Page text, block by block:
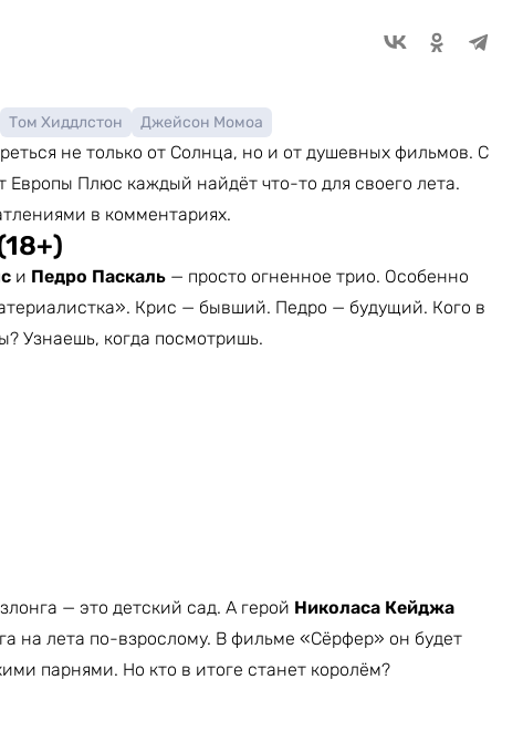
Том Хиддлстон Джейсон Момоа
не только от Солнца, но и от душевных фильмов. С
Европы Плюс каждый найдёт что-то для своего лета.
в комментариях.
и Педро Паскаль — просто огненное трио. Особенно
Крис — бывший. Педро — будущий. Кого в
Узнаешь, когда посмотришь.
— это детский сад. А герой Николаса Кейджа
на лета по-взрослому. В фильме «Сёрфер» он будет
парнями. Но кто в итоге станет королём?